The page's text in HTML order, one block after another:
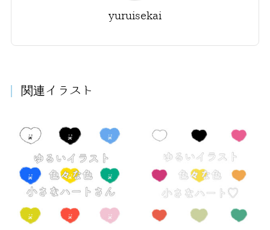
yuruisekai
関連イラスト